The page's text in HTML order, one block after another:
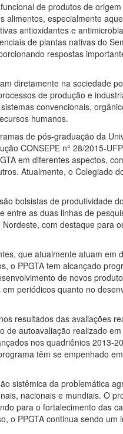
de produtos de
especialmente
antioxidantes e
de plantas nativas do
respostas
diretamente na sociedade
de produção e
convencionais,
humanos.
de pós-graduação da
CONSEPE n° 28/2015-
em diferentes aspectos,
Atualmente, o Colegiado
bolsistas de produtividade
as duas linhas de
com destaque para
que atualmente atuam em
o PPGTA tem alcançado
de novos
periódicos quanto no
resultados das avaliações
de autoavaliação realizado
nos quadriênios 2013-
têm se empenhado
sistêmica da problemática
nacionais e mundiais. O
para o fortalecimento das
o PPGTA continua sendo